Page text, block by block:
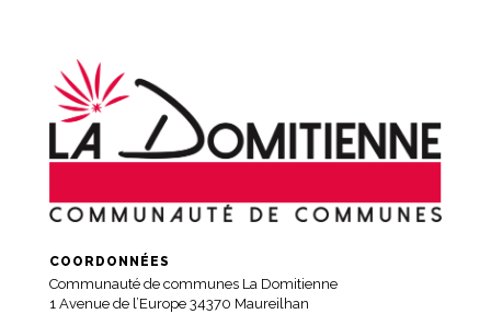
COORDONNÉES
Communauté de communes La Domitienne
1 Avenue de l’Europe 34370 Maureilhan